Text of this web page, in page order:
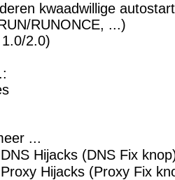
kwaadwillige
RUNONCE, ...)
2.0)
...
Hijacks (DNS Fix
Hijacks (Proxy Fix